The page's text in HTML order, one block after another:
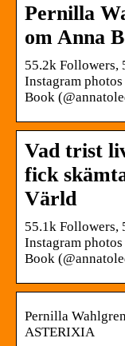
Pernilla
om Anna
55.2k Followers,
Instagram
Book
Vad trist
fick
Värld
55.1k Followers,
Instagram
Book
Pernilla
ASTERIXIA